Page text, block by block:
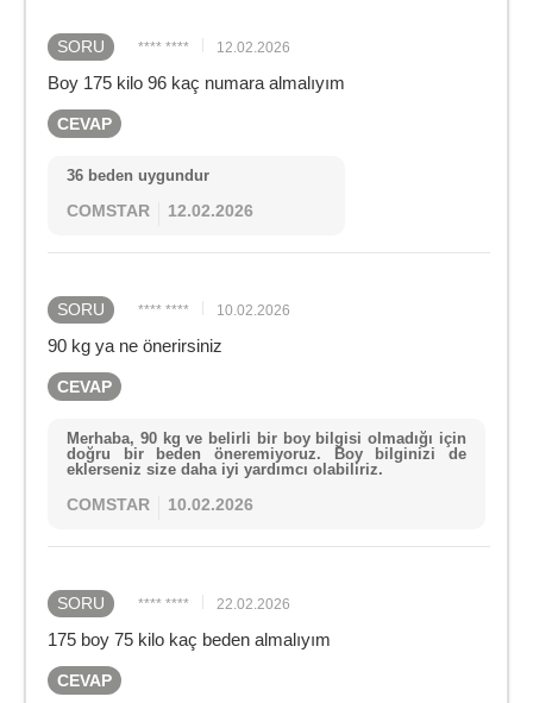
SORU **** **** 12.02.2026
Boy 175 kilo 96 kaç numara almalıyım
CEVAP
36 beden uygundur
COMSTAR 12.02.2026
SORU **** **** 10.02.2026
90 kg ya ne önerirsiniz
CEVAP
Merhaba, 90 kg ve belirli bir boy bilgisi olmadığı için
doğru bir beden öneremiyoruz. Boy bilginizi de
eklerseniz size daha iyi yardımcı olabiliriz.
COMSTAR 10.02.2026
SORU **** **** 22.02.2026
175 boy 75 kilo kaç beden almalıyım
CEVAP